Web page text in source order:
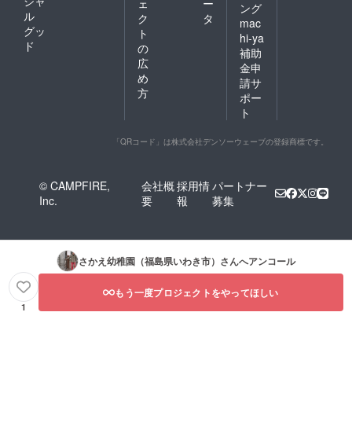
ル
グッ
ド
ェ
ク
ト
の
広
め
方
ー
タ
ング
mac
hi-ya
補助
金申
請サ
ポー
ト
「QRコード」は株式会社デンソーウェーブの登録商標です。
© CAMPFIRE,
Inc.
会社概
要
採用情
報
パートナー
募集
さかえ幼稚園（福島県いわき市） さんへアンコール
1
もう一度プロジェクトをやってほしい